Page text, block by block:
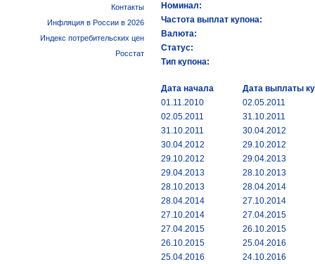
Номинал:
Частота выплат купона:
Валюта:
Статус:
Тип купона:
Дата начала
Дата выплаты
01.11.2010
02.05.2011
02.05.2011
31.10.2011
31.10.2011
30.04.2012
30.04.2012
29.10.2012
29.10.2012
29.04.2013
29.04.2013
28.10.2013
28.10.2013
28.04.2014
28.04.2014
27.10.2014
27.10.2014
27.04.2015
27.04.2015
26.10.2015
26.10.2015
25.04.2016
25.04.2016
24.10.2016
Контакты
Инфляция в России в 2026
Индекс потребительских цен
Росстат